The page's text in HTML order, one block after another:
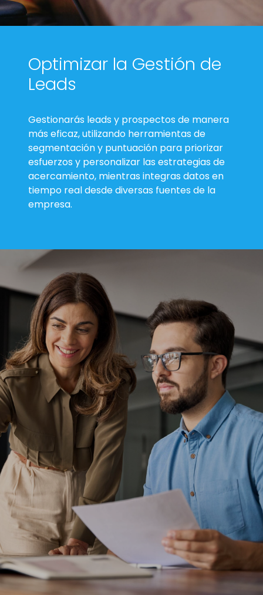
Optimizar la Gestión de
Leads
Gestionarás leads y prospectos de manera
más eficaz, utilizando herramientas de
segmentación y puntuación para priorizar
esfuerzos y personalizar las estrategias de
acercamiento, mientras integras datos en
tiempo real desde diversas fuentes de la
empresa.